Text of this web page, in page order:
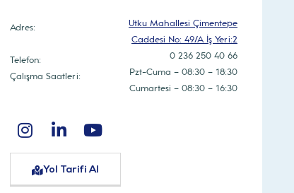
Adres:
Telefon:
Çalışma Saatleri:
Utku Mahallesi Çimentepe
Caddesi No: 49/A İş Yeri:2
0 236 250 40 66
Pzt-Cuma – 08:30 – 18:30
Cumartesi – 08:30 – 16:30
Yol Tarifi Al